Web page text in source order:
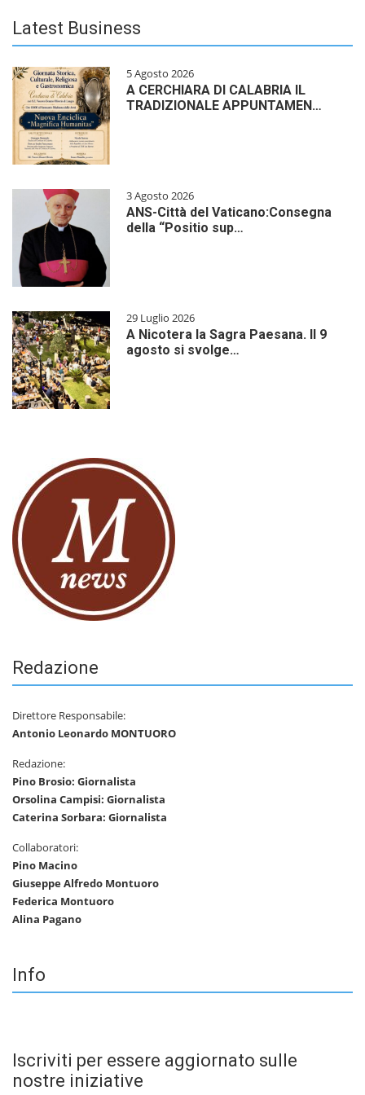
Latest Business
5 Agosto 2026
A CERCHIARA DI CALABRIA IL
TRADIZIONALE APPUNTAMEN…
3 Agosto 2026
ANS-Città del Vaticano:Consegna
della “Positio sup…
29 Luglio 2026
A Nicotera la Sagra Paesana. Il 9
agosto si svolge…
Redazione
Direttore Responsabile:
Antonio Leonardo MONTUORO
Redazione:
Pino Brosio: Giornalista
Orsolina Campisi: Giornalista
Caterina Sorbara: Giornalista
Collaboratori:
Pino Macino
Giuseppe Alfredo Montuoro
Federica Montuoro
Alina Pagano
Info
Iscriviti per essere aggiornato sulle
nostre iniziative